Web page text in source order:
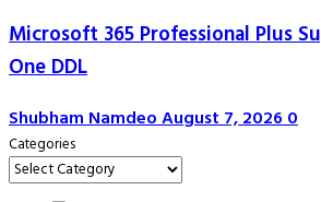
Microsoft 365 Professional Plus
One DDL
Shubham NamdeoAugust 7, 20260
Categories